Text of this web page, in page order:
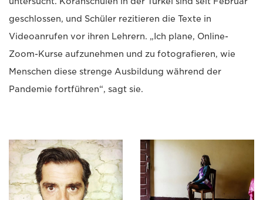
geschlossen, und Schüler rezitieren die Texte in
Videoanrufen vor ihren Lehrern. „Ich plane, Online-
Zoom-Kurse aufzunehmen und zu fotografieren, wie
Menschen diese strenge Ausbildung während der
Pandemie fortführen“, sagt sie.